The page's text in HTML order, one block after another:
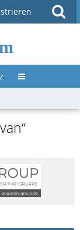
Untermenü »